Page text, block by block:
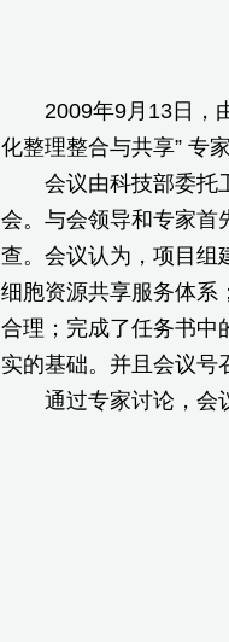
2009年9月13日，由
化整理整合与共享” 专
会议由科技部委托卫
会。与会领导和专家首
查。会议认为，项目组
细胞资源共享服务体系
合理；完成了任务书中
实的基础。并且会议号
通过专家讨论，会议